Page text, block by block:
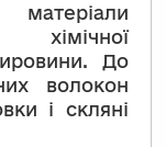
До
волокон
і скляні